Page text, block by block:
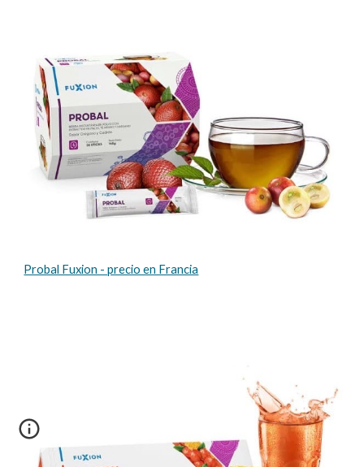
Probal Fuxion - precio en Francia